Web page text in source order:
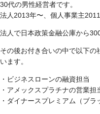
30代の男性経営者です。
法人2013年〜、個人事業主2011
法人で日本政策金融公庫から
その後お付き合いの中で以下
います。
・ビジネスローンの融資担当
・アメックスプラチナの営業担
・ダイナースプレミアム（ブラ